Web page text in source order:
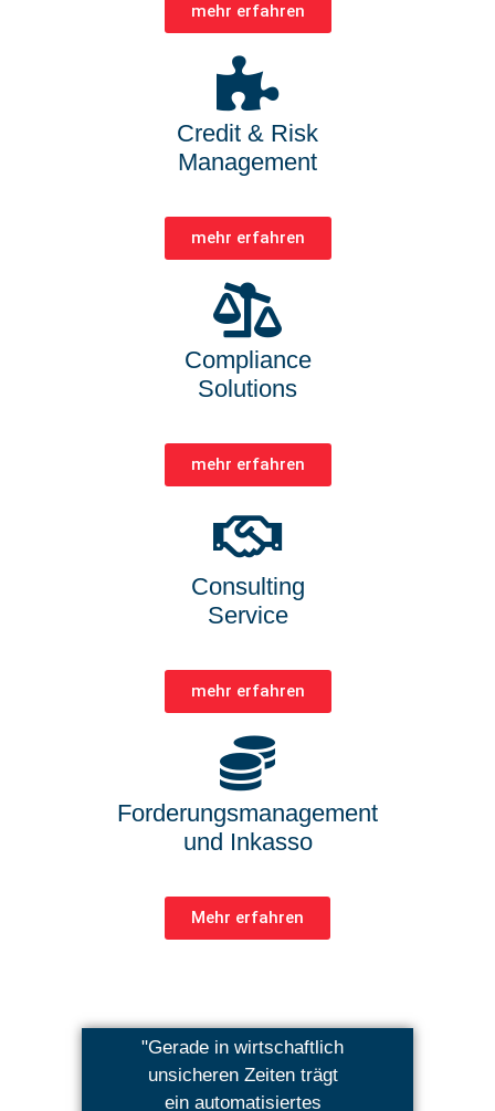
mehr erfahren
Credit & Risk
Management
mehr erfahren
Compliance
Solutions
mehr erfahren
Consulting
Service
mehr erfahren
Forderungsmanagement
und Inkasso
Mehr erfahren
"Gerade in wirtschaftlich
unsicheren Zeiten trägt
ein automatisiertes